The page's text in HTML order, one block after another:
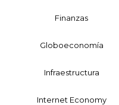
Finanzas
Globoeconomía
Infraestructura
Internet Economy